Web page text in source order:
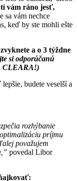
vám ráno jesť,
sa vám nechce
keď by ste mohli ešte
a o 3 týždne
si odporúčanú
CLEARA!)
budete veselší a
rozhýbanie
príjmu
považujem
povedal Libor